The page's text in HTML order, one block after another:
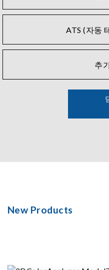
ATS (자동
추
New Products